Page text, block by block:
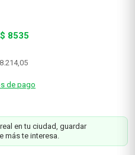
$ 8535
de pago
en tu ciudad, guardar
más te interesa.